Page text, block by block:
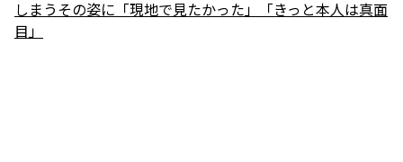
しまうその姿に「現地で見たかった」「きっと本人は真面
目」